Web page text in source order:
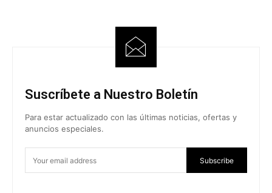
Suscríbete a Nuestro Boletín
Para estar actualizado con las últimas noticias, ofertas y
anuncios especiales.
Subscribe